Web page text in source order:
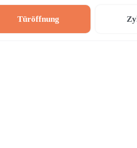
Türöffnung